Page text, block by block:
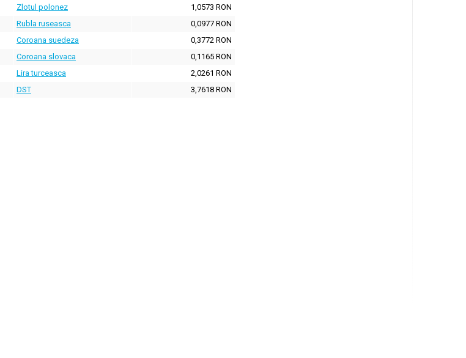
Zlotul polonez
1,0573 RON
Rubla ruseasca
0,0977 RON
Coroana suedeza
0,3772 RON
Coroana slovaca
0,1165 RON
Lira turceasca
2,0261 RON
DST 3,7618 RON